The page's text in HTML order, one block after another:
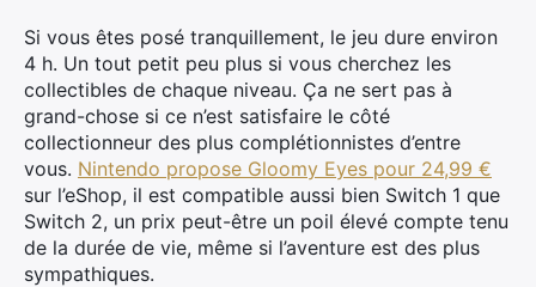
Si vous êtes posé tranquillement, le jeu dure environ
4 h. Un tout petit peu plus si vous cherchez les
collectibles de chaque niveau. Ça ne sert pas à
grand-chose si ce n’est satisfaire le côté
collectionneur des plus complétionnistes d’entre
vous. Nintendo propose Gloomy Eyes pour 24,99 €
sur l’eShop, il est compatible aussi bien Switch 1 que
Switch 2, un prix peut-être un poil élevé compte tenu
de la durée de vie, même si l’aventure est des plus
sympathiques.